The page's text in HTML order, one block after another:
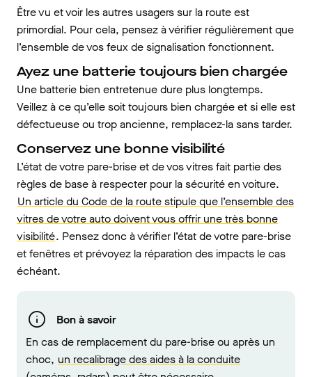
Être vu et voir les autres usagers sur la route est
primordial. Pour cela, pensez à vérifier régulièrement que
l’ensemble de vos feux de signalisation fonctionnent.
Ayez une batterie toujours bien chargée
Une batterie bien entretenue dure plus longtemps.
Veillez à ce qu’elle soit toujours bien chargée et si elle est
défectueuse ou trop ancienne, remplacez-la sans tarder.
Conservez une bonne visibilité
L’état de votre pare-brise et de vos vitres fait partie des
règles de base à respecter pour la sécurité en voiture.
Un article du Code de la route stipule que l’ensemble des
vitres de votre auto doivent vous offrir une très bonne
visibilité. Pensez donc à vérifier l’état de votre pare-brise
et fenêtres et prévoyez la réparation des impacts le cas
échéant.
Bon à savoir
En cas de remplacement du pare-brise ou après un
choc, un recalibrage des aides à la conduite